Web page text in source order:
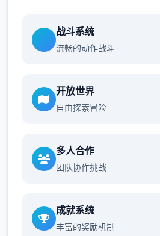
战斗系统
流畅的动作战斗
开放世界
自由探索冒险
多人合作
团队协作挑战
成就系统
丰富的奖励机制